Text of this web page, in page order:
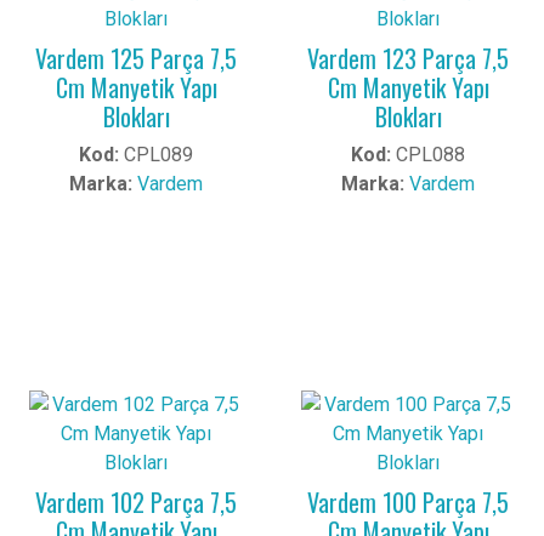
Vardem 125 Parça 7,5
Cm Manyetik Yapı
Blokları
Kod: CPL089
Marka: Vardem
Vardem 123 Parça 7,5
Cm Manyetik Yapı
Blokları
Kod: CPL088
Marka: Vardem
Vardem 102 Parça 7,5
Vardem 100 Parça 7,5